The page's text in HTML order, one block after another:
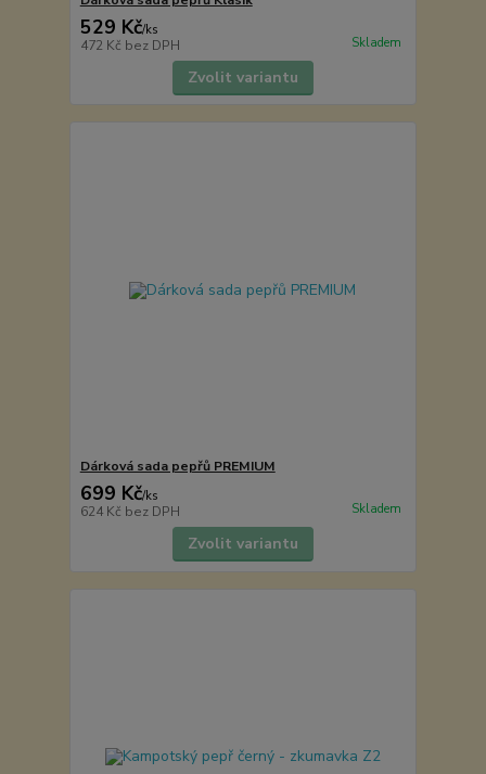
529 Kč/ks
472 Kč bez DPH Skladem
Zvolit variantu
Dárková sada pepřů PREMIUM
699 Kč/ks
624 Kč bez DPH Skladem
Zvolit variantu